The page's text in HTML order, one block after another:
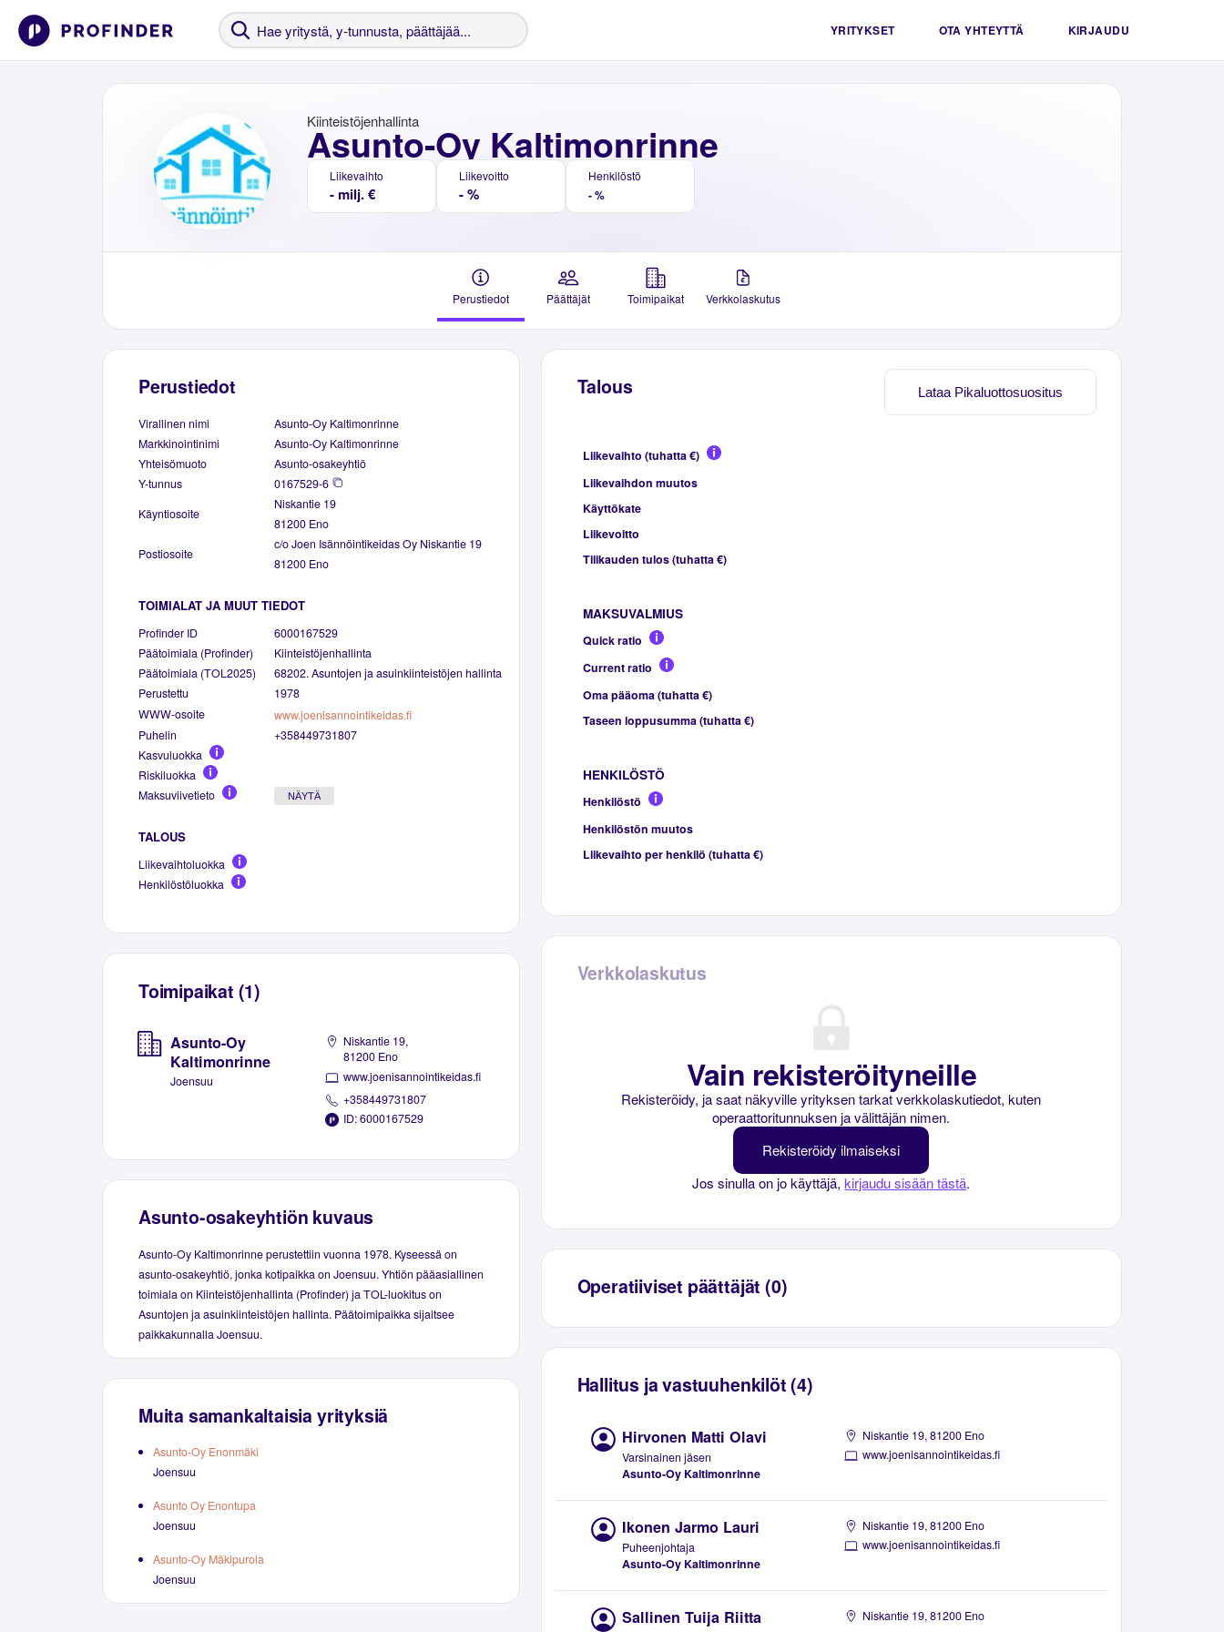
YRITYKSET OTA YHTEYTTÄ KIRJAUDU
Asunto-Oy Kaltimonrinne
Kiinteistöjenhallinta
Liikevaihto
- milj. €
Liikevoitto
- %
Henkilöstö
- %
Perustiedot Päättäjät Toimipaikat Verkkolaskutus
Perustiedot
Virallinen nimi
Asunto-Oy Kaltimonrinne
Markkinointinimi
Asunto-Oy Kaltimonrinne
Yhteisömuoto
Asunto-osakeyhtiö
Y-tunnus
0167529-6
Käyntiosoite
Niskantie 19
81200 Eno
Postiosoite
c/o Joen Isännöintikeidas Oy Niskantie 19
81200 Eno
TOIMIALAT JA MUUT TIEDOT
Profinder ID
6000167529
Päätoimiala (Profinder)
Kiinteistöjenhallinta
Päätoimiala (TOL2025)
68202. Asuntojen ja asuinkiinteistöjen hallinta
Perustettu
1978
WWW-osoite
www.joenisannointikeidas.fi
Puhelin
+358449731807
Kasvuluokka
Riskiluokka
Maksuviivetieto
NÄYTÄ
TALOUS
Liikevaihtoluokka
Henkilöstöluokka
Toimipaikat (1)
Asunto-Oy
Kaltimonrinne
Joensuu
Niskantie 19,
81200 Eno
www.joenisannointikeidas.fi
+358449731807
ID: 6000167529
Asunto-osakeyhtiön kuvaus
Asunto-Oy Kaltimonrinne perustettiin vuonna 1978. Kyseessä on
asunto-osakeyhtiö, jonka kotipaikka on Joensuu. Yhtiön pääasiallinen
toimiala on Kiinteistöjenhallinta (Profinder) ja TOL-luokitus on
Asuntojen ja asuinkiinteistöjen hallinta. Päätoimipaikka sijaitsee
paikkakunnalla Joensuu.
Muita samankaltaisia yrityksiä
Asunto-Oy Enonmäki
Joensuu
Asunto Oy Enontupa
Joensuu
Asunto-Oy Mäkipurola
Joensuu
Lataa Pikaluottosuositus
Talous
Liikevaihto (tuhatta €)
Liikevaihdon muutos
Käyttökate
Liikevoitto
Tilikauden tulos (tuhatta €)
MAKSUVALMIUS
Quick ratio
Current ratio
Oma pääoma (tuhatta €)
Taseen loppusumma (tuhatta €)
HENKILÖSTÖ
Henkilöstö
Henkilöstön muutos
Liikevaihto per henkilö (tuhatta €)
Verkkolaskutus
Vain rekisteröityneille
Rekisteröidy, ja saat näkyville yrityksen tarkat verkkolaskutiedot, kuten
operaattoritunnuksen ja välittäjän nimen.
Rekisteröidy ilmaiseksi
Jos sinulla on jo käyttäjä,kirjaudu sisään tästä.
Operatiiviset päättäjät (0)
Hallitus ja vastuuhenkilöt (4)
Hirvonen Matti Olavi
Varsinainen jäsen
Asunto-Oy Kaltimonrinne
Niskantie 19, 81200 Eno
www.joenisannointikeidas.fi
Ikonen Jarmo Lauri
Puheenjohtaja
Asunto-Oy Kaltimonrinne
Niskantie 19, 81200 Eno
www.joenisannointikeidas.fi
Sallinen Tuija Riitta
Niskantie 19, 81200 Eno